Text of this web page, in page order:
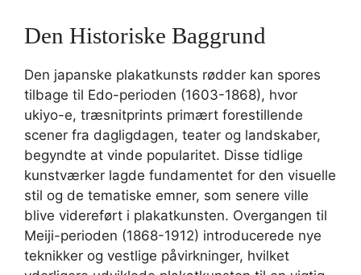
Den Historiske Baggrund
Den japanske plakatkunsts rødder kan spores
tilbage til Edo-perioden (1603-1868), hvor
ukiyo-e, træsnitprints primært forestillende
scener fra dagligdagen, teater og landskaber,
begyndte at vinde popularitet. Disse tidlige
kunstværker lagde fundamentet for den visuelle
stil og de tematiske emner, som senere ville
blive videreført i plakatkunsten. Overgangen til
Meiji-perioden (1868-1912) introducerede nye
teknikker og vestlige påvirkninger, hvilket